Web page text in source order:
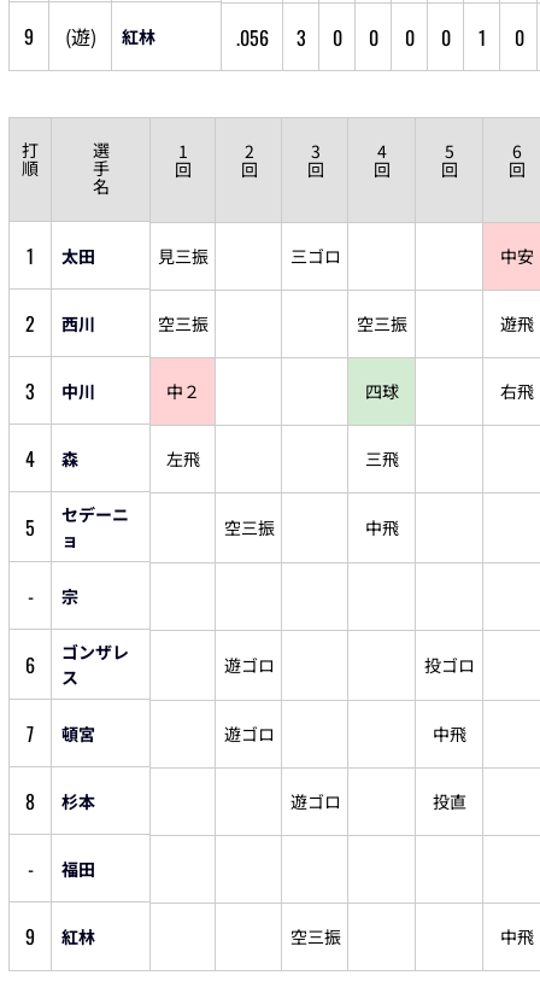
9 (遊) 紅林 .056 3 0 0 0 0 1 0
打
順
選
手
名
1
回
2
回
3
回
4
回
5
回
6
回
1 太田 見三振 三ゴロ 中安
2 西川 空三振 空三振 遊飛
3 中川 中２ 四球 右飛
4 森 左飛 三飛
5
セデーニ
ョ
空三振 中飛
- 宗
6
ゴンザレ
ス
遊ゴロ 投ゴロ
7 頓宮 遊ゴロ 中飛
8 杉本 遊ゴロ 投直
- 福田
9 紅林 空三振 中飛